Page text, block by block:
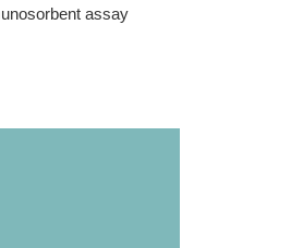
assay